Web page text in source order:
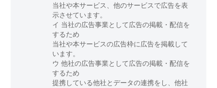
当社や本サービス、他のサービスで広告を表
示させています。
イ 当社の広告事業として広告の掲載・配信を
するため
当社や本サービスの広告枠に広告を掲載して
います。
ウ 他社の広告事業として広告の掲載・配信を
するため
提携している他社とデータの連携をし、他社